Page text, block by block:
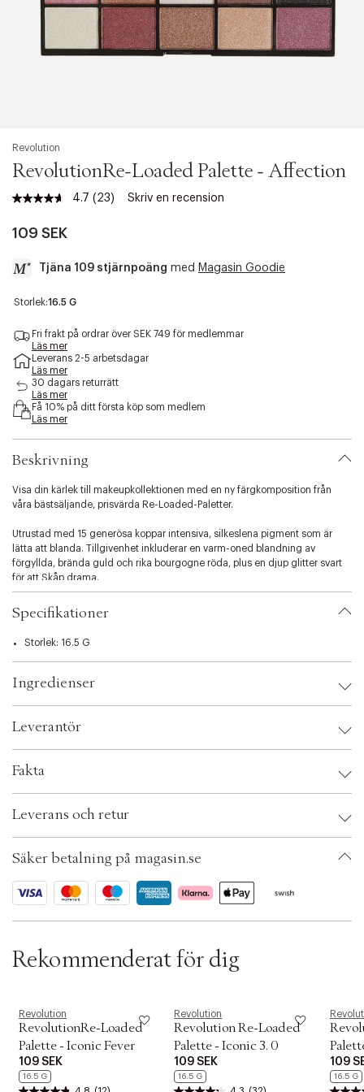
Revolution
RevolutionRe-Loaded Palette - Affection
4.7 Läs
samma
(23) Skriv en recension
109 SEK
Tjäna 109 stjärnpoäng med Magasin Goodie
a
c
s
b
i
t
.
v
r
i
a
t
i
o
.
l
t
n
Storlek:16.5 G
Fri frakt på ordrar över SEK 749 för medlemmar
Läs mer
Leverans 2-5 arbetsdagar
Läs mer
30 dagars returrätt
Läs mer
Få 10% på ditt första köp som medlem
Läs mer
Beskrivning
Visa din kärlek till makeupkollektionen med en ny färgkomposition från
våra bästsäljande, prisvärda Re-Loaded-Paletter.
Utrustad med 15 generösa koppar intensiva, silkeslena pigment som är
lätta att blanda. Tillgivenhet inkluderar en varm-oned blandning av
förgyllda, brända guld och rika bourgogne röda, plus en djup glitter svart
för att Skåp drama.
Spraya din makeupborste med Revolution Hyaluronic Fixing Spray för att
förbättra färgen.
Specifikationer
Storlek: 16.5 G
Ingredienser
Leverantör
Fakta
EAN: 5057566138222
ID: AETC33-0008
Leverans och retur
Säker betalning på magasin.se
Rekommenderat för dig
Revolution
RevolutionRe-Loaded
Palette - Iconic Fever
109 SEK
16.5 G
Revolution
Revolution Re-Loaded
Palette - Iconic 3. 0
109 SEK
16.5 G
109
16.5 G